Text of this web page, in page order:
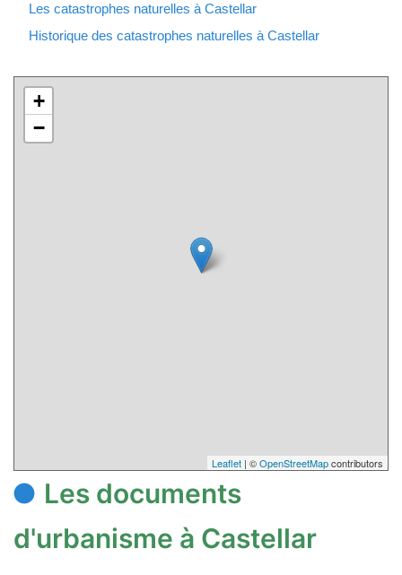
Les catastrophes naturelles à Castellar
Historique des catastrophes naturelles à Castellar
+
−
Leaflet | ©OpenStreetMapcontributors
Les documents
d'urbanisme à Castellar